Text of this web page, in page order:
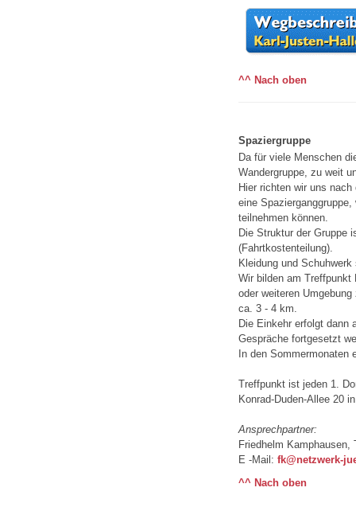
^^ Nach oben
Spaziergruppe
Da für viele Menschen
Wandergruppe, zu weit
Hier richten wir uns
eine
teilnehmen können.
Die Struktur der Gruppe
(Fahrtkostenteilung).
Kleidung und
Wir bilden am Treffpunkt
oder weiteren
ca. 3 - 4 km.
Die Einkehr erfolgt dann
Gespräche fortgesetzt
In den
Treffpunkt ist jeden 1.
Konrad-Duden-Allee 20
Ansprechpartner:
Friedhelm Kamphausen,
E -Mail: fk@netzwerk-
^^ Nach oben